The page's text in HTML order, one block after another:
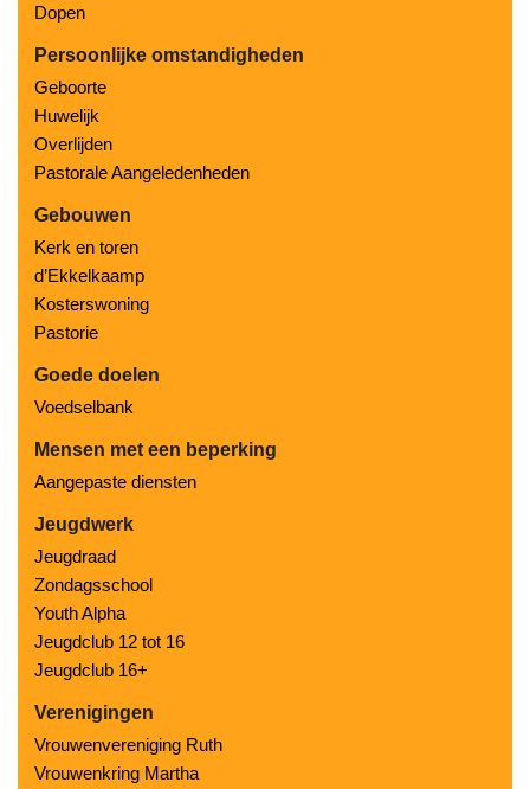
Dopen
Persoonlijke omstandigheden
Geboorte
Huwelijk
Overlijden
Pastorale Aangeledenheden
Gebouwen
Kerk en toren
d’Ekkelkaamp
Kosterswoning
Pastorie
Goede doelen
Voedselbank
Mensen met een beperking
Aangepaste diensten
Jeugdwerk
Jeugdraad
Zondagsschool
Youth Alpha
Jeugdclub 12 tot 16
Jeugdclub 16+
Verenigingen
Vrouwenvereniging Ruth
Vrouwenkring Martha